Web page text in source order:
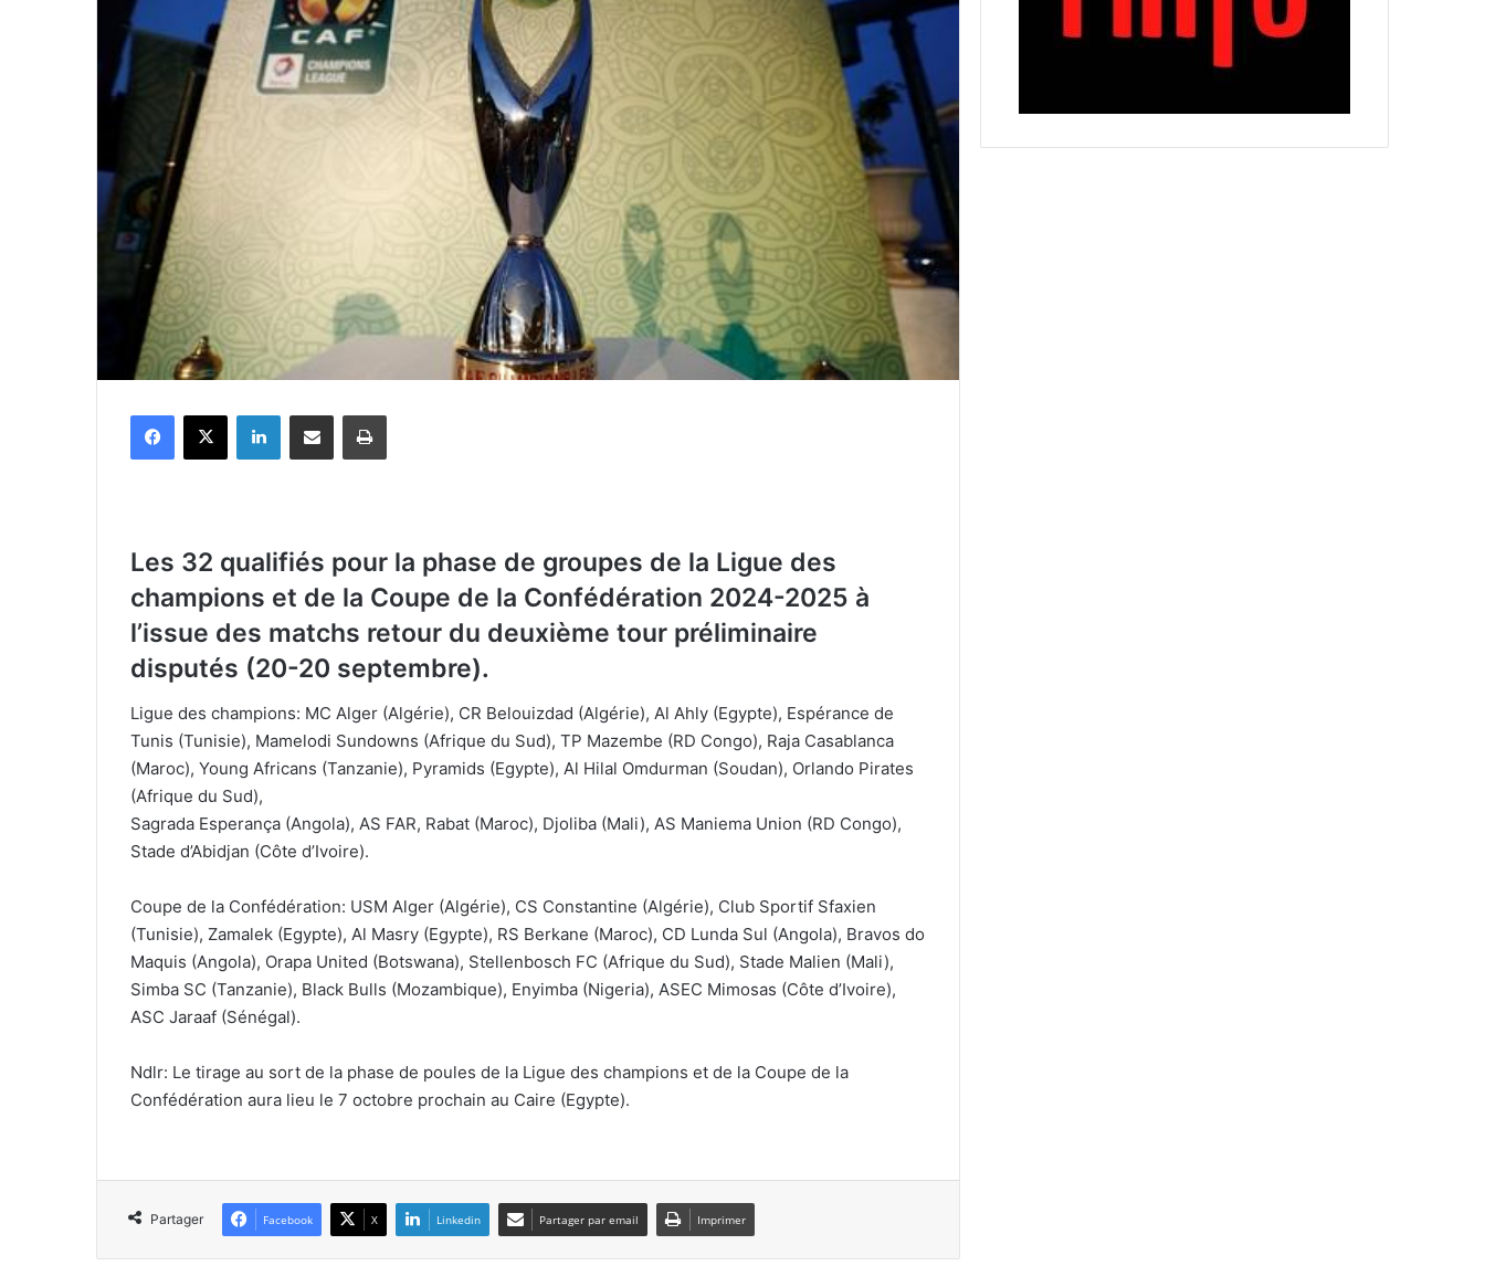
Les 32 qualifiés pour la phase de groupes de la Ligue des
champions et de la Coupe de la Confédération 2024-2025 à
l’issue des matchs retour du deuxième tour préliminaire
disputés (20-20 septembre).
Ligue des champions: MC Alger (Algérie), CR Belouizdad (Algérie), Al Ahly (Egypte), Espérance de
Tunis (Tunisie), Mamelodi Sundowns (Afrique du Sud), TP Mazembe (RD Congo), Raja Casablanca
(Maroc), Young Africans (Tanzanie), Pyramids (Egypte), Al Hilal Omdurman (Soudan), Orlando Pirates
(Afrique du Sud),
Sagrada Esperança (Angola), AS FAR, Rabat (Maroc), Djoliba (Mali), AS Maniema Union (RD Congo),
Stade d’Abidjan (Côte d’Ivoire).
Coupe de la Confédération: USM Alger (Algérie), CS Constantine (Algérie), Club Sportif Sfaxien
(Tunisie), Zamalek (Egypte), Al Masry (Egypte), RS Berkane (Maroc), CD Lunda Sul (Angola), Bravos do
Maquis (Angola), Orapa United (Botswana), Stellenbosch FC (Afrique du Sud), Stade Malien (Mali),
Simba SC (Tanzanie), Black Bulls (Mozambique), Enyimba (Nigeria), ASEC Mimosas (Côte d’Ivoire),
ASC Jaraaf (Sénégal).
Ndlr: Le tirage au sort de la phase de poules de la Ligue des champions et de la Coupe de la
Confédération aura lieu le 7 octobre prochain au Caire (Egypte).
Partager Facebook X Linkedin Partager par email Imprimer
Ligue 1 Mobilis : le calendrier officiel
de la saison 2026-2027 dévoilé
Petković bientôt sur le banc de
l’Arabie saoudite ?
en quarts de finale
carrière professionnelle